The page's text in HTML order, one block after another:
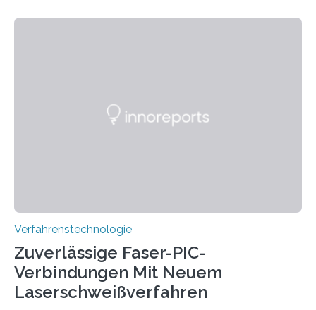
brennen, der Grundstoff für baufertigen Zement. Wenig
Verfahrenstechnologie
Zuverlässige Faser-PIC-
Verbindungen Mit Neuem
Laserschweißverfahren